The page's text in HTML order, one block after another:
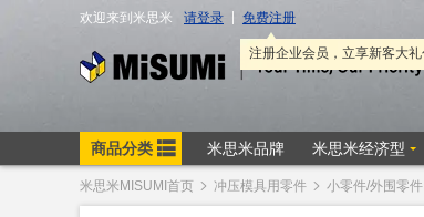
米思米MISUMI首页 冲压模具用零件 小零件/外围零件